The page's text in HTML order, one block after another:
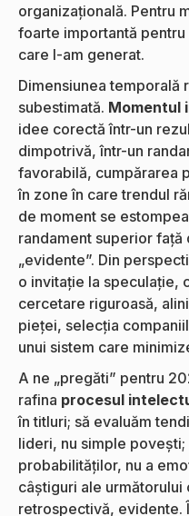
organizațională. Pentru
foarte importantă
care l-am generat.
Dimensiunea temporală
subestimată. Momentul
idee corectă într-un
dimpotrivă, într-un
favorabilă, cumpărarea
în zone în care trendul
de moment se
randament superior
„evidente”. Din
o invitație la speculație,
cercetare riguroasă,
pieței, selecția
unui sistem care
A ne „pregăti” pentru
rafina procesul
în titluri; să evaluăm
lideri, nu simple
probabilităților, nu a
câștiguri ale următorului
retrospectivă, evidente.